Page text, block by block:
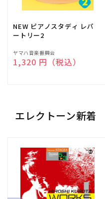
NEW ピアノスタディ レパ
ートリー2
販
売
ヤマハ音楽振興会
通常価格
1,320 円（税込）
エレクトーン新着